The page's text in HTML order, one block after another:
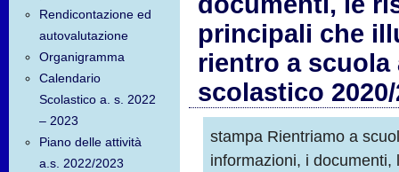
Rendicontazione ed
autovalutazione
Organigramma
Calendario
Scolastico a. s. 2022
– 2023
Piano delle attività
a.s. 2022/2023
principali che
rientro a scuola
scolastico 2020/
stampa Rientriamo a
informazioni, i